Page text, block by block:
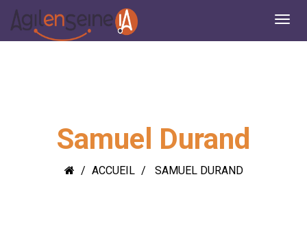
Samuel Durand
ACCUEIL SAMUEL DURAND